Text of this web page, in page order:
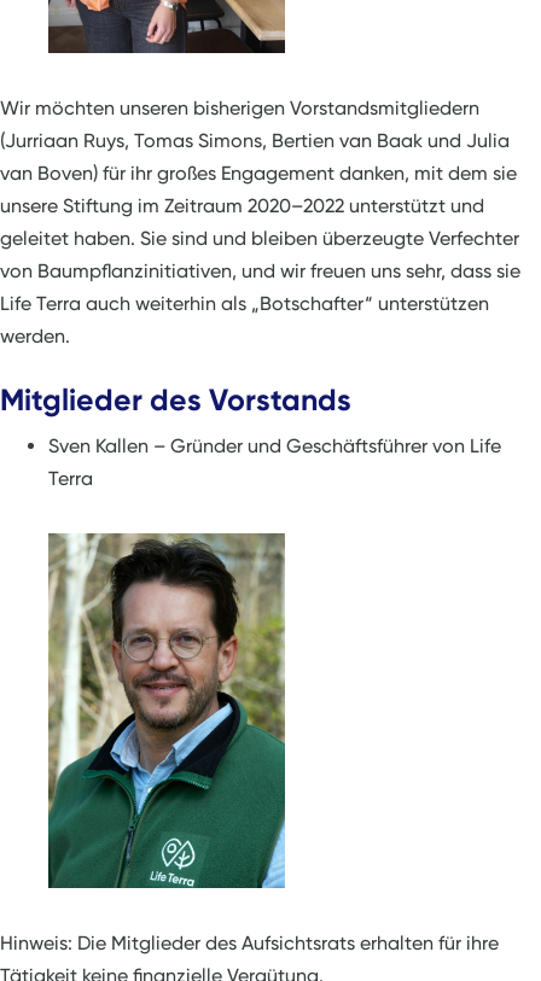
Wir möchten unseren bisherigen Vorstandsmitgliedern
(Jurriaan Ruys, Tomas Simons, Bertien van Baak und Julia
van Boven) für ihr großes Engagement danken, mit dem sie
unsere Stiftung im Zeitraum 2020–2022 unterstützt und
geleitet haben. Sie sind und bleiben überzeugte Verfechter
von Baumpflanzinitiativen, und wir freuen uns sehr, dass sie
Life Terra auch weiterhin als „Botschafter“ unterstützen
werden.
Mitglieder des Vorstands
Sven Kallen – Gründer und Geschäftsführer von Life
Terra
Hinweis: Die Mitglieder des Aufsichtsrats erhalten für ihre
Tätigkeit keine finanzielle Vergütung.